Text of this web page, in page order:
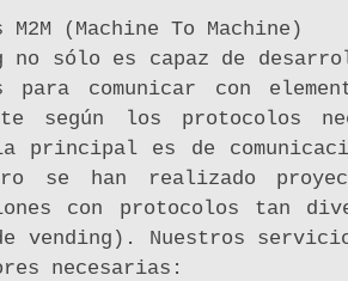
(Machine To Machine)
no sólo es capaz de
para comunicar con
según los protocolos
principal es de
se han realizado
con protocolos tan
vending). Nuestros
necesarias: